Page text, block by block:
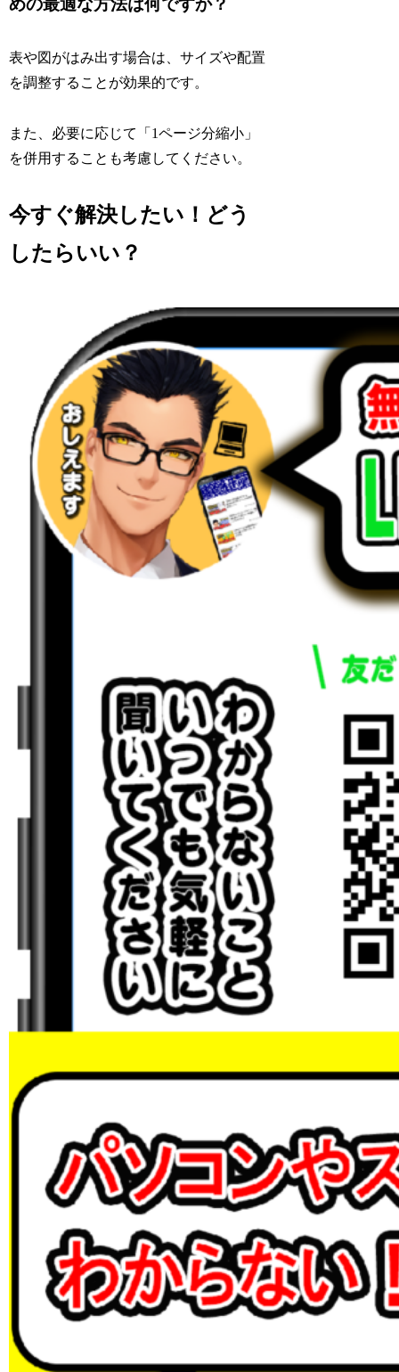
表や図がはみ出す場合は、サイズや配置
を調整することが効果的です。
また、必要に応じて「1ページ分縮小」
を併用することも考慮してください。
今すぐ解決したい！どう
したらいい？